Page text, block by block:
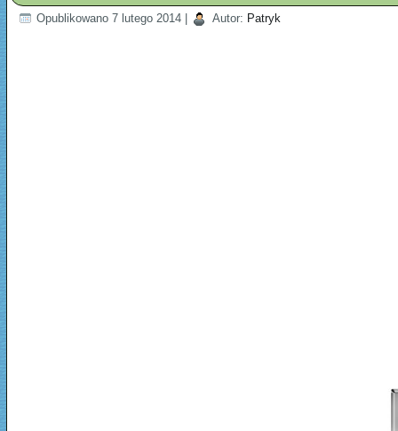
Opublikowano 7 lutego 2014 Autor: Patryk